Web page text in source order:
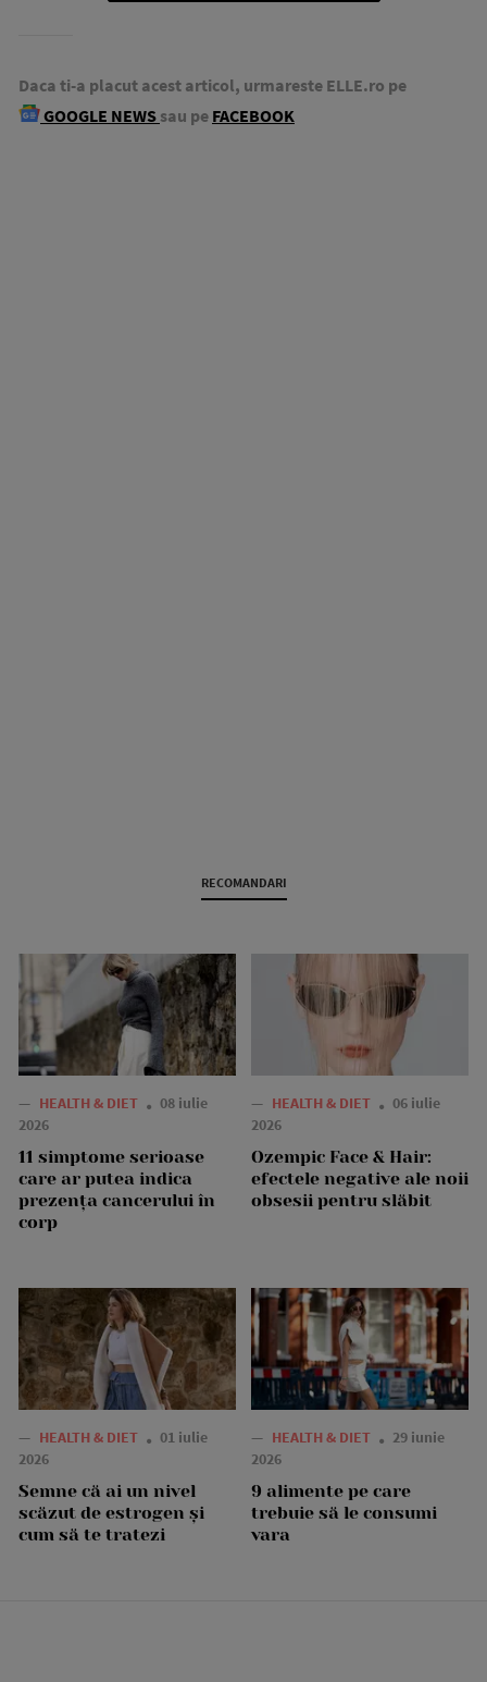
Daca ti-a placut acest articol, urmareste ELLE.ro pe
GOOGLE NEWS sau pe FACEBOOK
RECOMANDARI
— HEALTH & DIET
08 iulie
2026
11 simptome serioase
care ar putea indica
prezența cancerului în
corp
— HEALTH & DIET
06 iulie
2026
Ozempic Face & Hair:
efectele negative ale noii
obsesii pentru slăbit
— HEALTH & DIET
01 iulie
2026
Semne că ai un nivel
scăzut de estrogen și
cum să te tratezi
— HEALTH & DIET
29 iunie
2026
9 alimente pe care
trebuie să le consumi
vara